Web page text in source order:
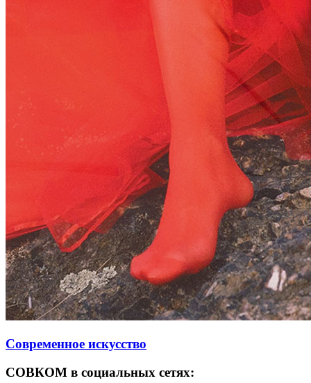
Современное искусство
СОВКОМ в социальных сетях: